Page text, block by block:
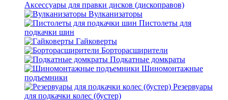
Аксессуары для правки дисков (дископравов)
Вулканизаторы
Пистолеты для
подкачки шин
Гайковерты
Борторасширители
Подкатные домкраты
Шиномонтажные
подъемники
Резервуары
для подкачки колес (бустер)